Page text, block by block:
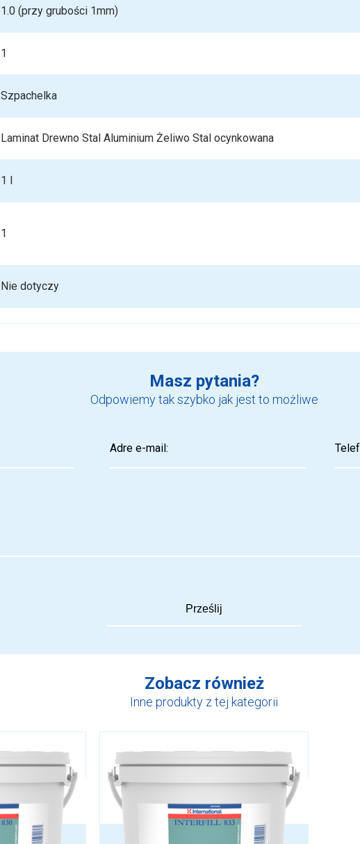
1.0 (przy grubości 1mm)
1
Szpachelka
Laminat Drewno Stal Aluminium Żeliwo Stal ocynkowana
1 l
1
Nie dotyczy
Masz pytania?
Odpowiemy tak szybko jak jest to możliwe
Zobacz również
Inne produkty z tej kategorii